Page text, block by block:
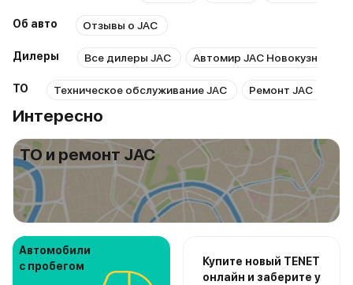
Об авто Отзывы о JAC
Дилеры Все дилеры JAC Автомир JAC Новокузнецк
ТО Техническое обслуживание JAC Ремонт JAC
Интересно
ТО и ремонт JAC
Автомобили
с пробегом
Купите новый TENET
онлайн и заберите у